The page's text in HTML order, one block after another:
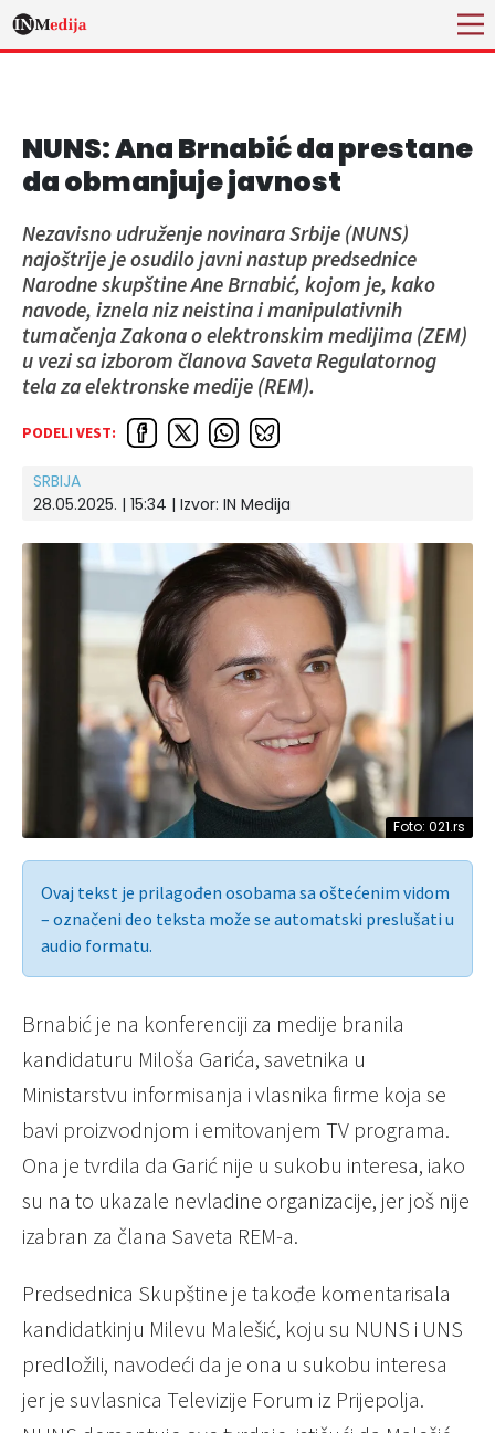
NUNS: Ana Brnabić da prestane
da obmanjuje javnost
Nezavisno udruženje novinara Srbije (NUNS)
najoštrije je osudilo javni nastup predsednice
Narodne skupštine Ane Brnabić, kojom je, kako
navode, iznela niz neistina i manipulativnih
tumačenja Zakona o elektronskim medijima (ZEM)
u vezi sa izborom članova Saveta Regulatornog
tela za elektronske medije (REM).
PODELI VEST:
SRBIJA
28.05.2025. | 15:34 | Izvor: IN Medija
Foto: 021.rs
Ovaj tekst je prilagođen osobama sa oštećenim vidom
– označeni deo teksta može se automatski preslušati u
audio formatu.
Brnabić je na konferenciji za medije branila
kandidaturu Miloša Garića, savetnika u
Ministarstvu informisanja i vlasnika firme koja se
bavi proizvodnjom i emitovanjem TV programa.
Ona je tvrdila da Garić nije u sukobu interesa, iako
su na to ukazale nevladine organizacije, jer još nije
izabran za člana Saveta REM-a.
Predsednica Skupštine je takođe komentarisala
kandidatkinju Milevu Malešić, koju su NUNS i UNS
predložili, navodeći da je ona u sukobu interesa
jer je suvlasnica Televizije Forum iz Prijepolja.